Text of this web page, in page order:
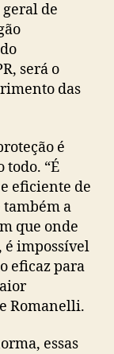
de
será o
das
é
“É
eficiente de
também a
que onde
é impossível
eficaz para
Romanelli.
essas